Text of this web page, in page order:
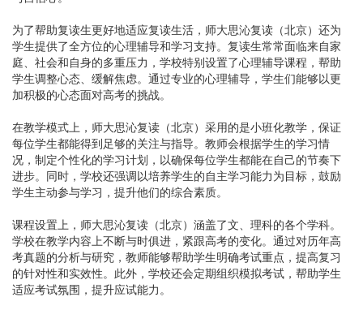
为了帮助复读生更好地适应复读生活，师大思沁复读（北京）还为
学生提供了全方位的心理辅导和学习支持。复读生常常面临来自家
庭、社会和自身的多重压力，学校特别设置了心理辅导课程，帮助
学生调整心态、缓解焦虑。通过专业的心理辅导，学生们能够以更
加积极的心态面对高考的挑战。
在教学模式上，师大思沁复读（北京）采用的是小班化教学，保证
每位学生都能得到足够的关注与指导。教师会根据学生的学习情
况，制定个性化的学习计划，以确保每位学生都能在自己的节奏下
进步。同时，学校还强调以培养学生的自主学习能力为目标，鼓励
学生主动参与学习，提升他们的综合素质。
课程设置上，师大思沁复读（北京）涵盖了文、理科的各个学科。
学校在教学内容上不断与时俱进，紧跟高考的变化。通过对历年高
考真题的分析与研究，教师能够帮助学生明确考试重点，提高复习
的针对性和实效性。此外，学校还会定期组织模拟考试，帮助学生
适应考试氛围，提升应试能力。